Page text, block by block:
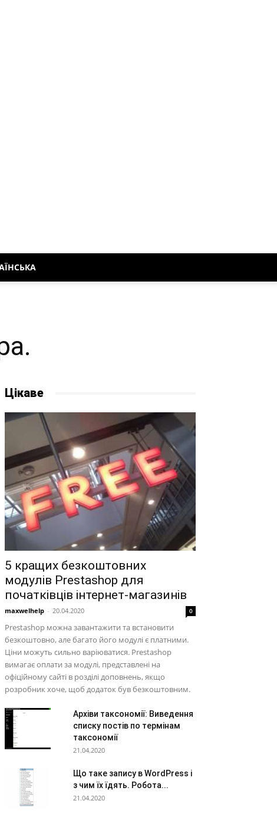
Цікаве
5 кращих безкоштовних
модулів Prestashop для
початківців інтернет-магазинів
maxwelhelp - 20.04.2020 0
Prestashop можна завантажити та встановити
безкоштовно, але багато його модулі є платними.
Ціни можуть сильно варіюватися. Prestashop
вимагає оплати за модулі, представлені на
офіційному сайті в розділі доповнень, якщо
розробник хоче, щоб додаток був безкоштовним.
Архіви таксономії: Виведення
списку постів по термінам
таксономії
21.04.2020
Що таке запису в WordPress і
з чим їх їдять. Робота...
21.04.2020